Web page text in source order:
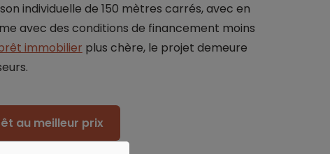
individuelle de 150 mètres carrés, avec en
avec des conditions de financement moins
immobilier plus chère, le projet demeure
au meilleur prix